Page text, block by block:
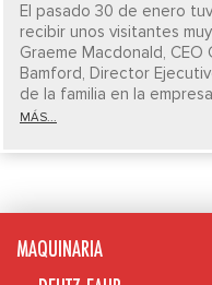
El pasado 30 de enero
recibir unos visitantes
Graeme Macdonald,
Bamford, Director
de la familia en la
MÁS...
MAQUINARIA